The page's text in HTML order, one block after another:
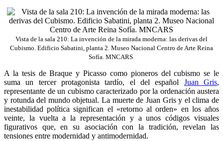
Vista de la sala 210: La invención de la mirada moderna: las derivas del
Cubismo. Edificio Sabatini, planta 2. Museo Nacional Centro de Arte Reina
Sofía. MNCARS
A la tesis de Braque y Picasso como pioneros del cubismo se le
suma un tercer protagonista tardío, el del español Juan Gris,
representante de un cubismo caracterizado por la ordenación austera
y rotunda del mundo objetual. La muerte de Juan Gris y el clima de
inestabilidad política significan el «retorno al orden» en los años
veinte, la vuelta a la representación y a unos códigos visuales
figurativos que, en su asociación con la tradición, revelan las
tensiones entre modernidad y antimodernidad.